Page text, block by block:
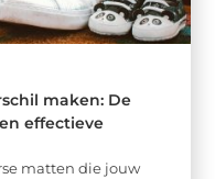
maken: De
effectieve
matten die jouw